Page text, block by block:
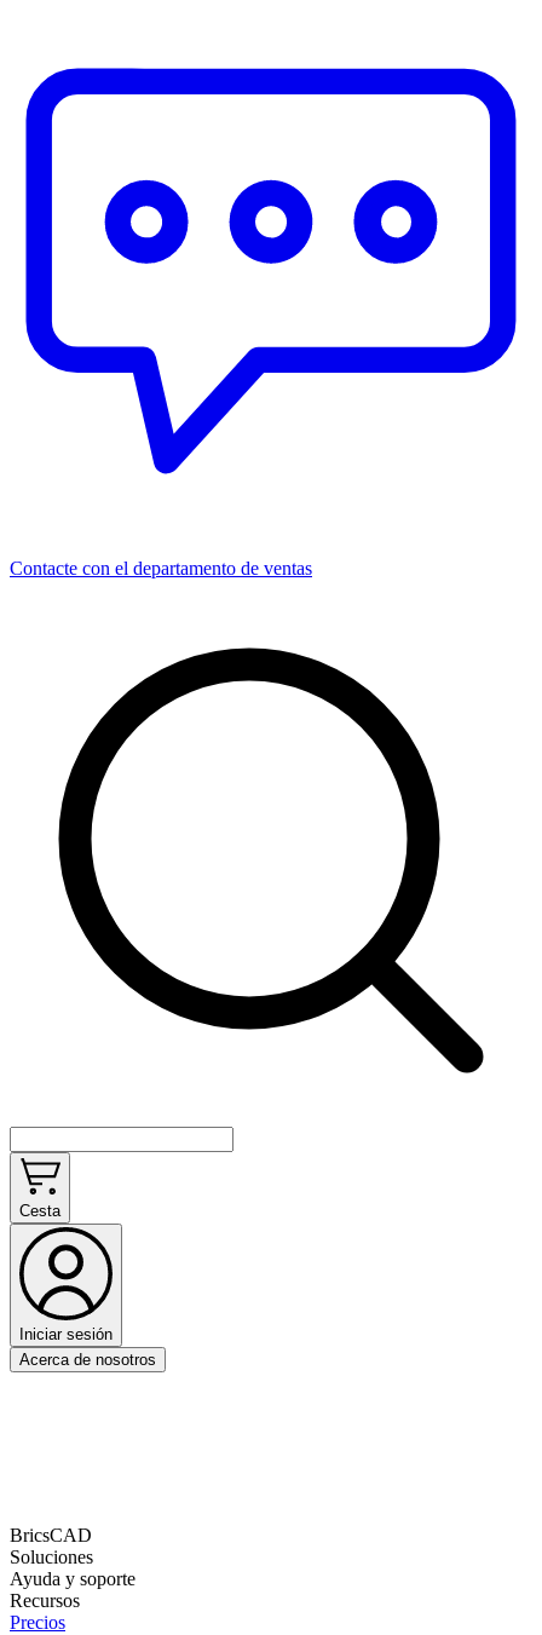
Contacte con el departamento de ventas
Cesta
Iniciar sesión
Acerca de nosotros
BricsCAD
Soluciones
Ayuda y soporte
Recursos
Precios